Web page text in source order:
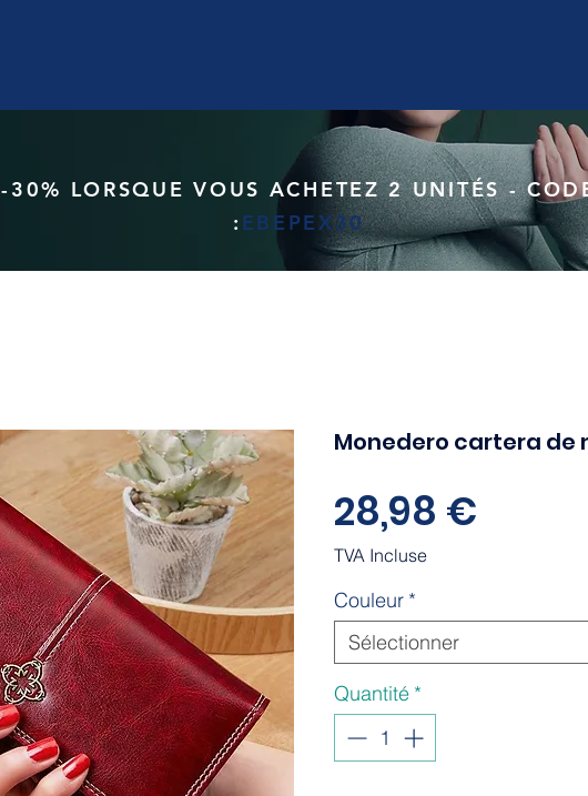
-30% LORSQUE VOUS ACHETEZ 2 UNITÉS -
: EBEPEX30
Monedero cartera de
28,98 €
TVA Incluse
Couleur *
Sélectionner
Quantité *